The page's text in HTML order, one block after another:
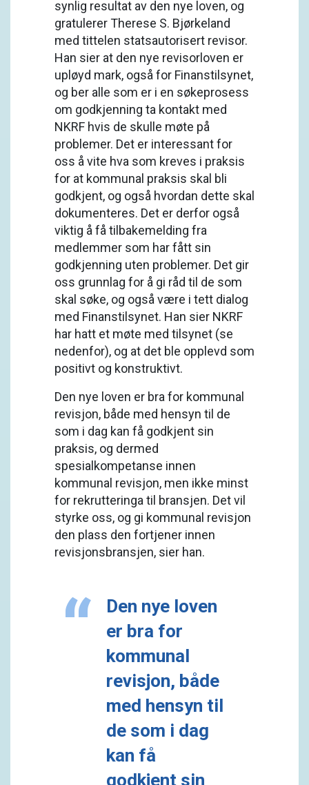
synlig resultat av den nye loven, og
gratulerer Therese S. Bjørkeland
med tittelen statsautorisert revisor.
Han sier at den nye revisorloven er
upløyd mark, også for Finanstilsynet,
og ber alle som er i en søkeprosess
om godkjenning ta kontakt med
NKRF hvis de skulle møte på
problemer. Det er interessant for
oss å vite hva som kreves i praksis
for at kommunal praksis skal bli
godkjent, og også hvordan dette skal
dokumenteres. Det er derfor også
viktig å få tilbakemelding fra
medlemmer som har fått sin
godkjenning uten problemer. Det gir
oss grunnlag for å gi råd til de som
skal søke, og også være i tett dialog
med Finanstilsynet. Han sier NKRF
har hatt et møte med tilsynet (se
nedenfor), og at det ble opplevd som
positivt og konstruktivt.
Den nye loven er bra for kommunal
revisjon, både med hensyn til de
som i dag kan få godkjent sin
praksis, og dermed
spesialkompetanse innen
kommunal revisjon, men ikke minst
for rekrutteringa til bransjen. Det vil
styrke oss, og gi kommunal revisjon
den plass den fortjener innen
revisjonsbransjen, sier han.
Den nye loven
er bra for
kommunal
revisjon, både
med hensyn til
de som i dag
kan få
godkjent sin